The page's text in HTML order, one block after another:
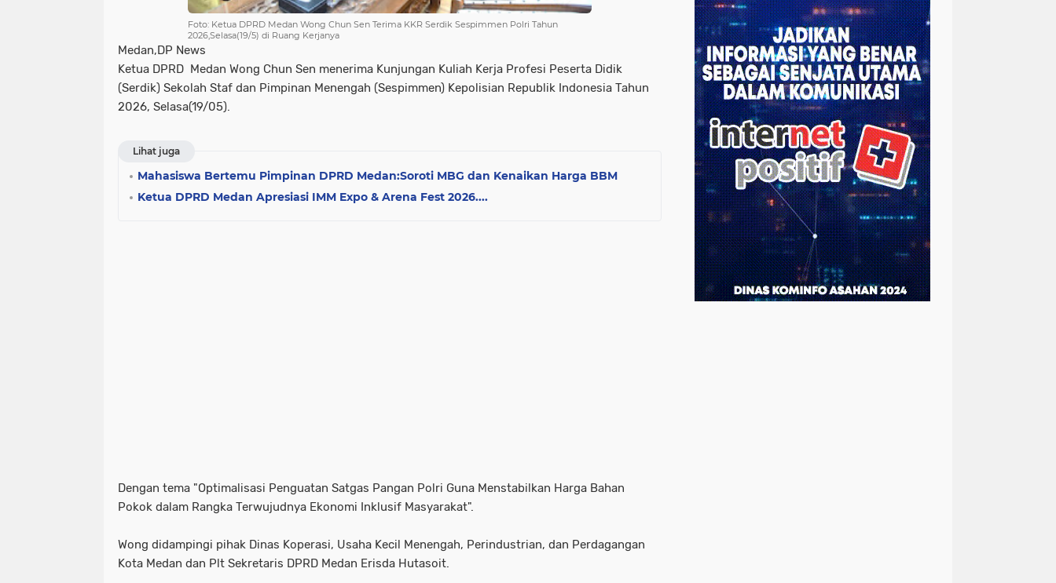
Foto: Ketua DPRD Medan Wong Chun Sen Terima KKR Serdik Sespimmen Polri Tahun
2026,Selasa(19/5) di Ruang Kerjanya
Medan,DP News
Ketua DPRD Medan Wong Chun Sen menerima Kunjungan Kuliah Kerja Profesi Peserta Didik
(Serdik) Sekolah Staf dan Pimpinan Menengah (Sespimmen) Kepolisian Republik Indonesia Tahun
2026, Selasa(19/05).
Lihat juga
Mahasiswa Bertemu Pimpinan DPRD Medan:Soroti MBG dan Kenaikan Harga BBM
Ketua DPRD Medan Apresiasi IMM Expo & Arena Fest 2026....
Dengan tema "Optimalisasi Penguatan Satgas Pangan Polri Guna Menstabilkan Harga Bahan
Pokok dalam Rangka Terwujudnya Ekonomi Inklusif Masyarakat".
Wong didampingi pihak Dinas Koperasi, Usaha Kecil Menengah, Perindustrian, dan Perdagangan
Kota Medan dan Plt Sekretaris DPRD Medan Erisda Hutasoit.